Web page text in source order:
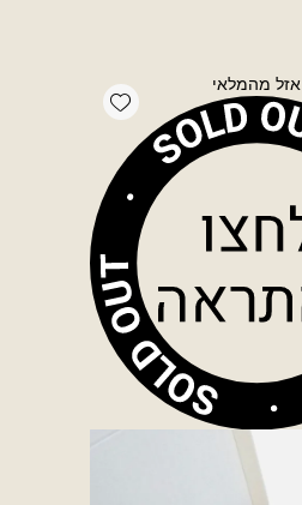
Add wishlist אזל מהמלאי